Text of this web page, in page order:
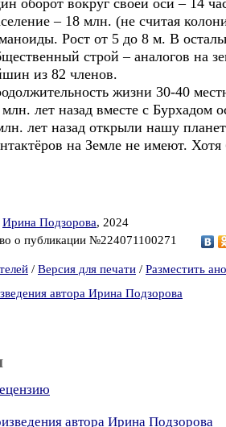
оборот вокруг своей оси – 14
– 18 млн. (не считая
Рост от 5 до 8 м. В
строй – аналогов на
из 82 членов.
жизни 30-40
лет назад вместе с Бурхадом
лет назад открыли нашу
на Земле не имеют. Хотя
Ирина Подзорова, 2024
о публикации №224071100271
/ Версия для печати / Разместить
автора Ирина Подзорова
автора Ирина Подзорова